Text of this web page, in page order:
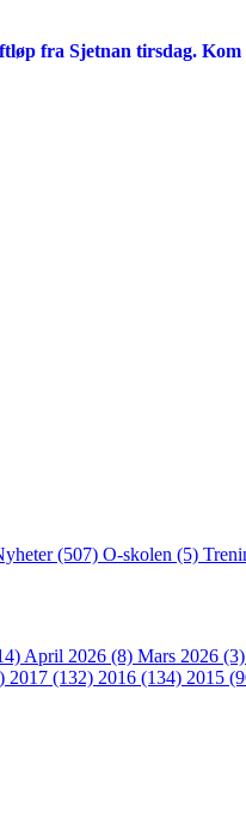
fra Sjetnan tirsdag. Kom
(507) O-skolen (5)
April 2026 (8) Mars 2026 (3)
2017 (132) 2016 (134) 2015